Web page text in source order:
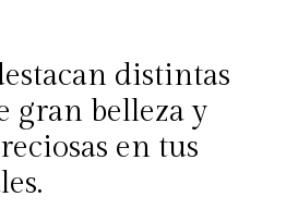
distintas
gran belleza y
en tus